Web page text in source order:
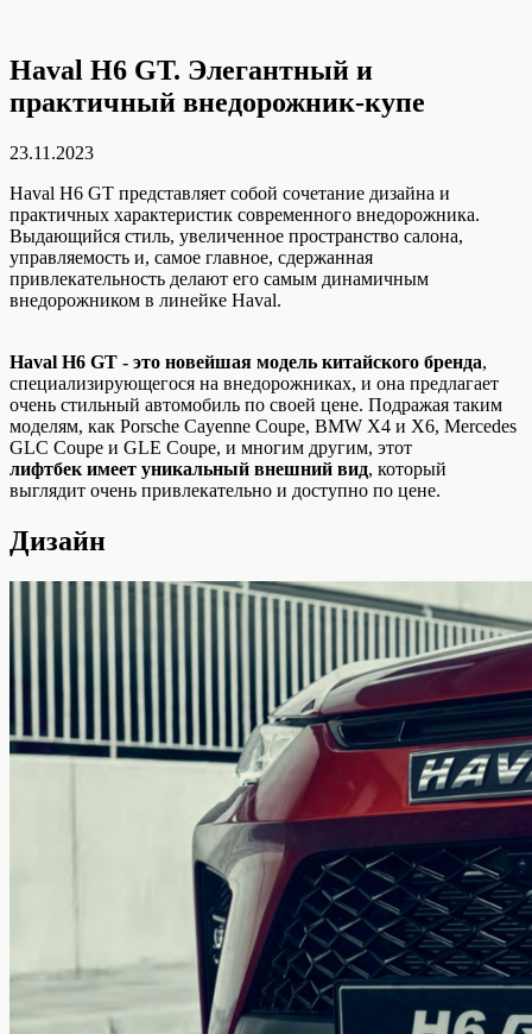
Haval H6 GT. Элегантный и
практичный внедорожник-купе
23.11.2023
Haval H6 GT представляет собой сочетание дизайна и
практичных характеристик современного внедорожника.
Выдающийся стиль, увеличенное пространство салона,
управляемость и, самое главное, сдержанная
привлекательность делают его самым динамичным
внедорожником в линейке Haval.
Haval H6 GT - это новейшая модель китайского бренда,
специализирующегося на внедорожниках, и она предлагает
очень стильный автомобиль по своей цене. Подражая таким
моделям, как Porsche Cayenne Coupe, BMW X4 и X6, Mercedes
GLC Coupe и GLE Coupe, и многим другим, этот
лифтбек имеет уникальный внешний вид, который
выглядит очень привлекательно и доступно по цене.
Дизайн